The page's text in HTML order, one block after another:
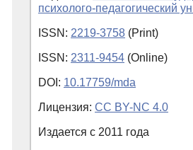
психолого-педагогический
ISSN: 2219-3758 (Print)
ISSN: 2311-9454 (Online)
DOI: 10.17759/mda
Лицензия: CC BY-NC 4.0
Издается с 2011 года